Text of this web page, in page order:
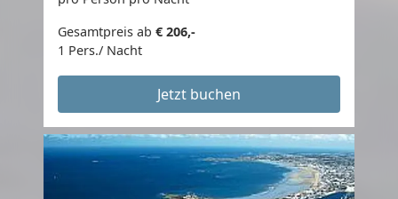
Gesamtpreis ab € 206,-
1 Pers./ Nacht
Jetzt buchen